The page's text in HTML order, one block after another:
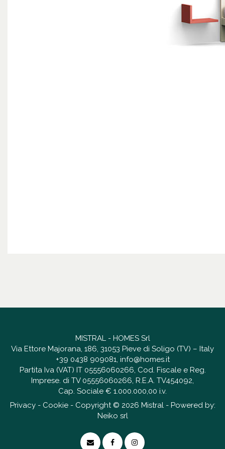
MISTRAL - HOMES Srl
Via Ettore Majorana, 186, 31053 Pieve di Soligo (TV) – Italy
+39 0438 909081, info@homes.it
Partita Iva (VAT) IT 05556060266, Cod. Fiscale e Reg.
Imprese. di TV 05556060266, R.E.A. TV454092,
Cap. Sociale € 1.000.000,00 i.v.
Privacy- Cookie- Copyright © 2026 Mistral - Powered by:
Neiko srl